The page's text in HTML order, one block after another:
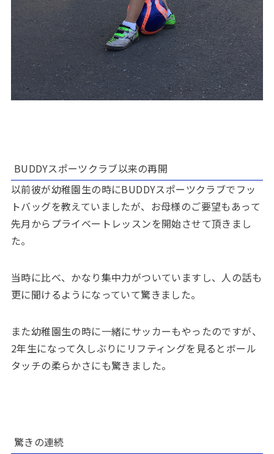
BUDDYスポーツクラブ以来の再開
以前彼が幼稚園生の時にBUDDYスポーツクラブでフッ
トバッグを教えていましたが、お母様のご要望もあって
先月からプライベートレッスンを開始させて頂きまし
た。
当時に比べ、かなり集中力がついていますし、人の話も
更に聞けるようになっていて驚きました。
また幼稚園生の時に一緒にサッカーもやったのですが、
2年生になって久しぶりにリフティングを見るとボール
タッチの柔らかさにも驚きました。
驚きの連続